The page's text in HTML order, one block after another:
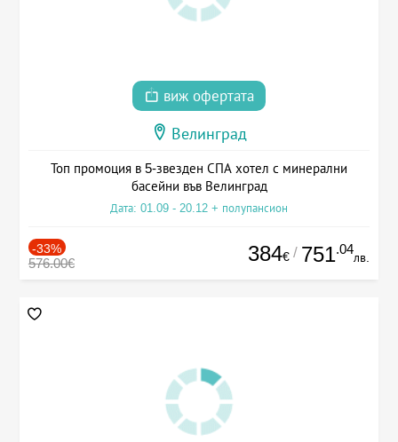
виж офертата
Велинград
Топ промоция в 5-звезден СПА хотел с минерални
басейни във Велинград
Дата: 01.09 - 20.12 + полупансион
-33%
576.00€ 384€ / 751.04
лв.